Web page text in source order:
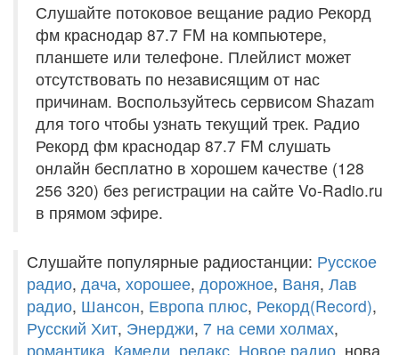
Слушайте потоковое вещание радио Рекорд
фм краснодар 87.7 FM на компьютере,
планшете или телефоне. Плейлист может
отсутствовать по независящим от нас
причинам. Воспользуйтесь сервисом Shazam
для того чтобы узнать текущий трек. Радио
Рекорд фм краснодар 87.7 FM слушать
онлайн бесплатно в хорошем качестве (128
256 320) без регистрации на сайте Vo-Radio.ru
в прямом эфире.
Слушайте популярные радиостанции: Русское
радио, дача, хорошее, дорожное, Ваня, Лав
радио, Шансон, Европа плюс, Рекорд(Record),
Русский Хит, Энерджи, 7 на семи холмах,
романтика Камеди релакс Новое радио , нова,